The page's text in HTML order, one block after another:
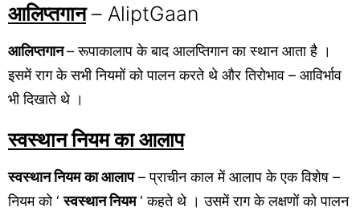
आलिप्तगान– AliptGaan
आलिप्तगान– रूपाकालाप के बाद आलप्तिगान का स्थान आता है ।
इसमें राग के सभी नियमों को पालन करते थे और तिरोभाव – आविर्भाव
भी दिखाते थे ।
स्वस्थान नियम का आलाप
स्वस्थान नियम का आलाप– प्राचीन काल में आलाप के एक विशेष –
नियम को ‘स्वस्थान नियम‘ कहते थे । उसमें राग के लक्षणों को पालन